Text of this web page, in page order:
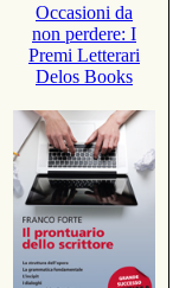
Occasioni da
non perdere: I
Premi Letterari
Delos Books